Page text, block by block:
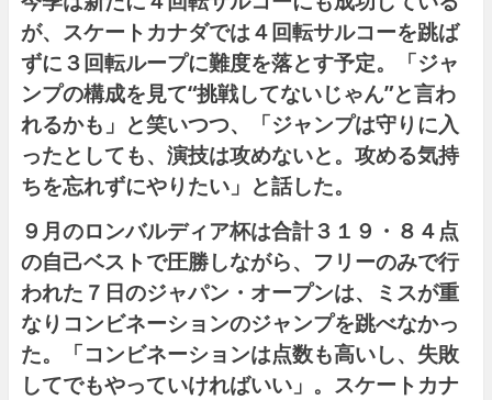
が、スケートカナダでは４回転サルコーを跳ば
ずに３回転ループに難度を落とす予定。「ジャ
ンプの構成を見て“挑戦してないじゃん”と言わ
れるかも」と笑いつつ、「ジャンプは守りに入
ったとしても、演技は攻めないと。攻める気持
ちを忘れずにやりたい」と話した。
９月のロンバルディア杯は合計３１９・８４点
の自己ベストで圧勝しながら、フリーのみで行
われた７日のジャパン・オープンは、ミスが重
なりコンビネーションのジャンプを跳べなかっ
た。「コンビネーションは点数も高いし、失敗
してでもやっていければいい」。スケートカナ